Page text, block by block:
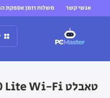
אנשי קשר משלוח וזמן אספקת
טאבלט Samsung Galaxy Tab S10 Lite Wi-Fi ‏10.9"‏ 8GB+256GB בצבע כסף